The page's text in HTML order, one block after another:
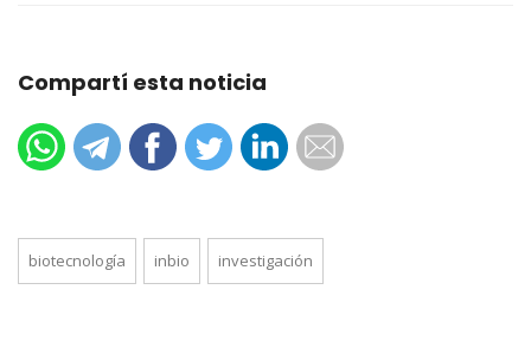
Compartí esta noticia
biotecnología inbio investigación